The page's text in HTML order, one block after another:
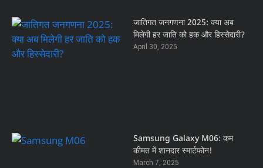
जातिगत जनगणना 2025: क्या अब
मिलेगी हर जाति को हक और हिस्सेदारी?
April 30, 2025
Samsung Galaxy M06: कम
कीमत में शानदार स्मार्टफोन!
March 7, 2025